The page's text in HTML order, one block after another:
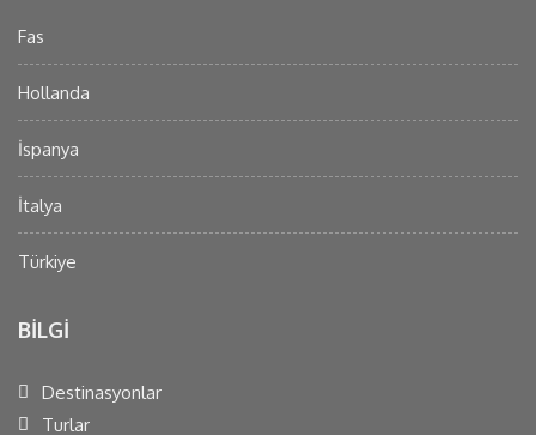
Fas
Hollanda
İspanya
İtalya
Türkiye
BILGI
Destinasyonlar
Turlar